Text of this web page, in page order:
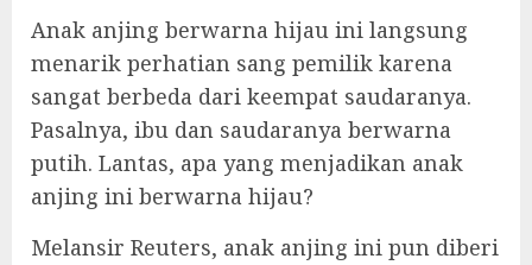
Anak anjing berwarna hijau ini langsung
menarik perhatian sang pemilik karena
sangat berbeda dari keempat saudaranya.
Pasalnya, ibu dan saudaranya berwarna
putih. Lantas, apa yang menjadikan anak
anjing ini berwarna hijau?
Melansir Reuters, anak anjing ini pun diberi